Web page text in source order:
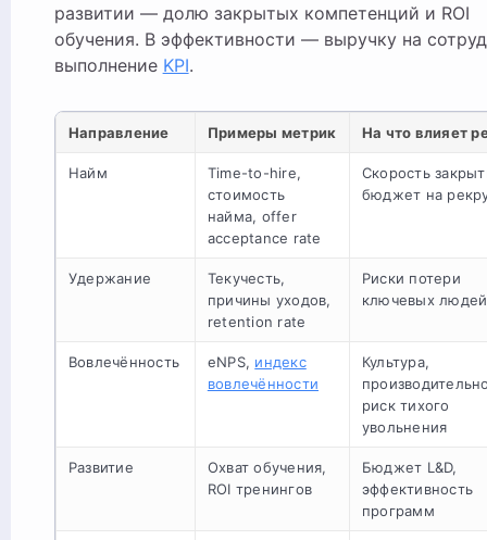
развитии — долю закрытых компетенций и ROI
обучения. В эффективности — выручку на
выполнение KPI.
Направление Примеры метрик На что влияет
Найм
Time-to-hire,
стоимость
найма, offer
acceptance rate
Скорость
бюджет на
Удержание
Текучесть,
причины уходов,
retention rate
Риски потери
ключевых людей
Вовлечённость eNPS, индекс
вовлечённости
Культура,
риск тихого
увольнения
Развитие
Охват обучения,
ROI тренингов
Бюджет L&D,
эффективность
программ